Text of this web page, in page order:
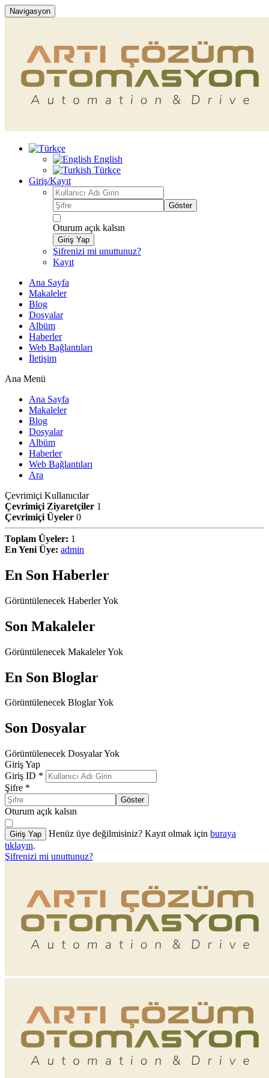
Navigasyon
English
Türkçe
Giriş/Kayıt
Göster
Oturum açık kalsın
Giriş Yap
Şifrenizi mi unuttunuz?
Kayıt
Ana Sayfa
Makaleler
Blog
Dosyalar
Albüm
Haberler
Web Bağlantıları
İletişim
Ana Menü
Ana Sayfa
Makaleler
Blog
Dosyalar
Albüm
Haberler
Web Bağlantıları
Ara
Çevrimiçi Kullanıcılar
Çevrimiçi Ziyaretçiler 1
Çevrimiçi Üyeler 0
Toplam Üyeler: 1
En Yeni Üye: admin
En Son Haberler
Görüntülenecek Haberler Yok
Son Makaleler
Görüntülenecek Makaleler Yok
En Son Bloglar
Görüntülenecek Bloglar Yok
Son Dosyalar
Görüntülenecek Dosyalar Yok
Giriş Yap
Giriş ID *
Şifre *
Göster
Oturum açık kalsın
Giriş Yap Henüz üye değilmisiniz? Kayıt olmak için buraya
tıklayın.
Şifrenizi mi unuttunuz?